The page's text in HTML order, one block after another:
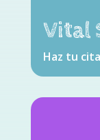
Vital
Haz tu